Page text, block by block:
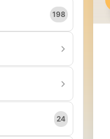
198
24